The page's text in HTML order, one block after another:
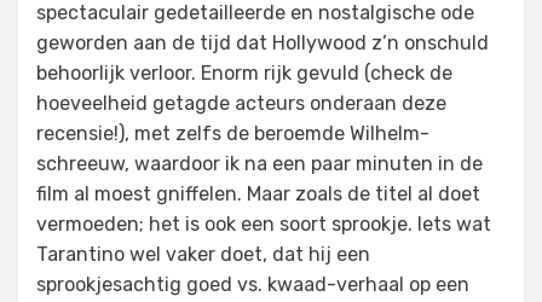
spectaculair gedetailleerde en nostalgische ode
geworden aan de tijd dat Hollywood z’n onschuld
behoorlijk verloor. Enorm rijk gevuld (check de
hoeveelheid getagde acteurs onderaan deze
recensie!), met zelfs de beroemde Wilhelm-
schreeuw, waardoor ik na een paar minuten in de
film al moest gniffelen. Maar zoals de titel al doet
vermoeden; het is ook een soort sprookje. Iets wat
Tarantino wel vaker doet, dat hij een
sprookjesachtig goed vs. kwaad-verhaal op een